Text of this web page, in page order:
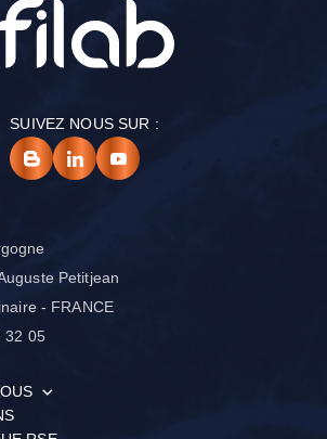
SUIVEZ NOUS SUR :
Petitjean
- FRANCE
32 05